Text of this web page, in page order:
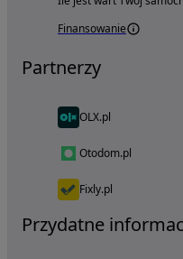
Finansowanie
Partnerzy
OLX.pl
Otodom.pl
Fixly.pl
Przydatne